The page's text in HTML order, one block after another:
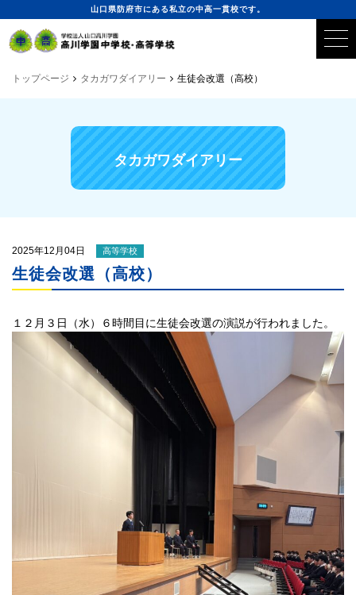
山口県防府市にある私立の中高一貫校です。
トップページ タカガワダイアリー 生徒会改選（高校）
タカガワダイアリー
2025年12月04日 高等学校
生徒会改選（高校）
１２月３日（水）６時間目に生徒会改選の演説が行われました。